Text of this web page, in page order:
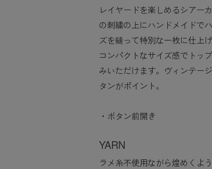
レイヤードを楽しめるシアー
の刺繍の上にハンドメイドで
ズを縫って特別な一枚に仕上げ
コンパクトなサイズ感でトッ
みいただけます。ヴィンテー
タンがポイント。
・ボタン前開き
YARN
ラメ糸不使用ながら煌めくよ